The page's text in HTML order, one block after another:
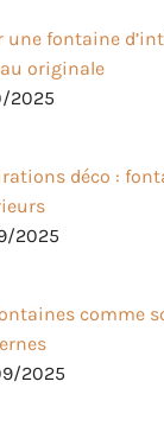
une fontaine
originale
2025
déco :
2025
comme
2025